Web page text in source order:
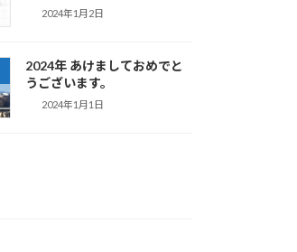
2024年1月2日
2024年 あけましておめでと
うございます。
2024年1月1日